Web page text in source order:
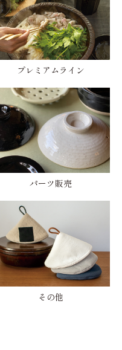
プレミアムライン
パーツ販売
その他